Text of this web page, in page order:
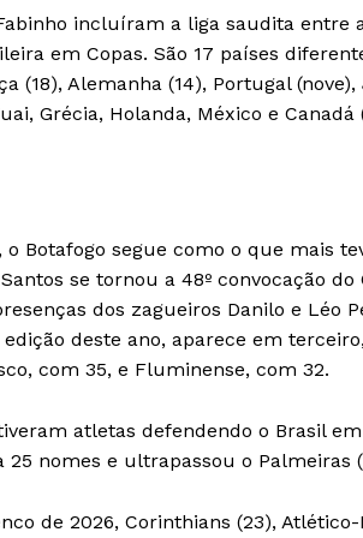
incluíram a liga saudita entre
em Copas. São 17 países
(18), Alemanha (14), Portugal
Grécia, Holanda, México e Canadá
Botafogo segue como o que mais
se tornou a 48º convocação
dos zagueiros Danilo e Léo
deste ano, aparece em
com 35, e Fluminense, com 32.
atletas defendendo o Brasil em
25 nomes e ultrapassou o Palmeiras
de 2026, Corinthians (23),